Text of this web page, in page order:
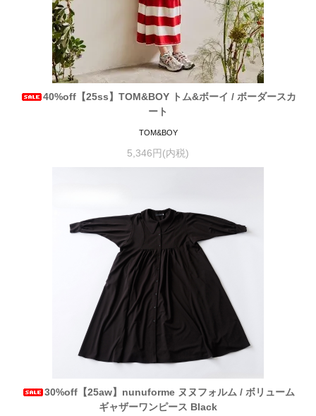
40%off【25ss】TOM&BOY トム&ボーイ / ボーダースカ
ート
TOM&BOY
5,346円(内税)
30%off【25aw】nunuforme ヌヌフォルム / ボリューム
ギャザーワンピース Black